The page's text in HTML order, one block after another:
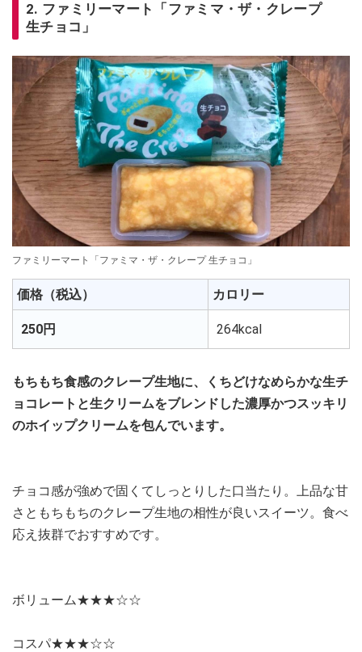
2. ファミリーマート「ファミマ・ザ・クレープ
生チョコ」
ファミリーマート「ファミマ・ザ・クレープ 生チョコ」
価格（税込） カロリー
250円 264kcal
もちもち食感のクレープ生地に、くちどけなめらかな生チ
ョコレートと生クリームをブレンドした濃厚かつスッキリ
のホイップクリームを包んでいます。
チョコ感が強めで固くてしっとりした口当たり。上品な甘
さともちもちのクレープ生地の相性が良いスイーツ。食べ
応え抜群でおすすめです。
ボリューム★★★☆☆
コスパ★★★☆☆